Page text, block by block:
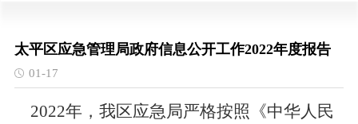
太平区应急管理局政府信息公开工作2022年度报告
01-17
2022年，我区应急局严格按照《中华人民